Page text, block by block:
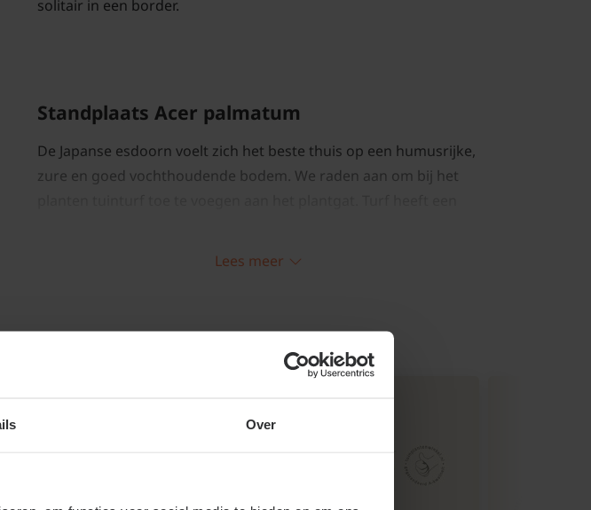
Over
solitair in een border.
Standplaats Acer palmatum
De Japanse esdoorn voelt zich het beste thuis op een humusrijke,
zure en goed vochthoudende bodem. We raden aan om bij het
Acer palmatum snoeien en onderhouden
wilt doen, is het goed de Japanse esdoorn te snoeien in de zomer
of najaar. Snoei absoluut niet in de periode tussen februari en
Lees meer